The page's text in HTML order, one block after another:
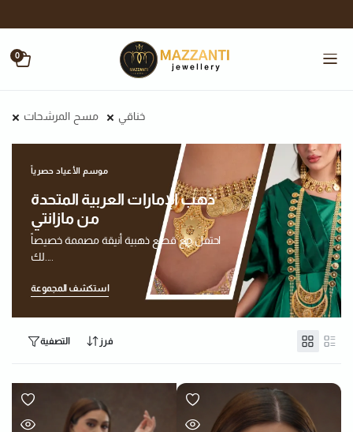
0
مسح المرشحات خناقي
موسم الأعياد حصرياً
ذهب الإمارات العربية المتحدة
من مازانتي
احتفل مع قطع ذهبية أنيقة مصممة خصيصاً
استكشف المجموعة
التصفية فرز